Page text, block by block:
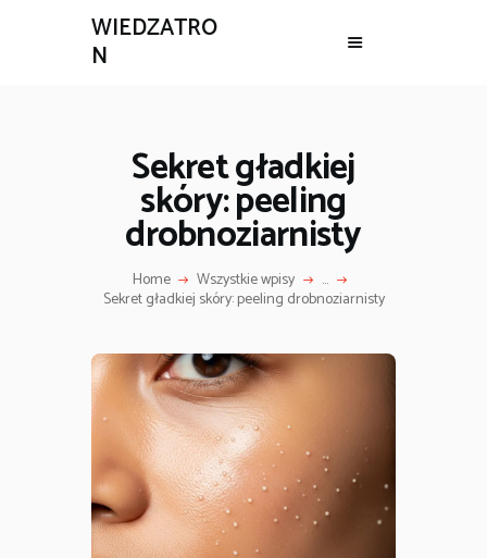
WIEDZATRO
N
Sekret gładkiej
skóry: peeling
drobnoziarnisty
Home Wszystkie wpisy ...
Sekret gładkiej skóry: peeling drobnoziarnisty